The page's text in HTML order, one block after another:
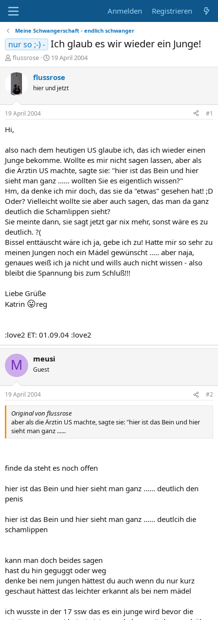
Anmelden Registrieren
Meine Schwangerschaft - endlich schwanger
nur so ;-) - Ich glaub es wir wieder ein Junge!
E
r
s
t
e
e
flussrose
E
r
s
e
t
19 April 2004
flussrose
hier und jetzt
19 April 2004 #1
Hi,
also nach dem heutigen US glaube ich, das ich wieder einen
Junge bekomme. Wollte es mir nicht sagen lassen, aber als
die Ärztin US machte, sagte sie: "hier ist das Bein und hier
sieht man ganz ...... wollten Sie es eigentlich wissen?"
Hm, da denke ich mir doch, das sie da "etwas" gesehen hat! ;D
Oder? Vielleicht wollte sie aber auch sagen, das man da ganz
deutlich die Schamlippen sieht?
Sie meinte dann, sie sagt jetzt gar nix mehr, sonst wäre es zu
deutlich. ?(
Bissel enttäuscht wäre ich ja, gebe ich zu! Hatte mir so sehr zu
meinen Jungen noch ein Mädel gewünscht ..... aber naja,
genaues weiß ich ja nicht und wills auch nicht wissen - also
bleibt die Spannung bis zum Schluß!!!
Liebe Grüße
Katrin 😛reg
:love2 ET: 01.09.04 :love2
M meusi
Guest
19 April 2004 #2
Original von flussrose
aber als die Ärztin US machte, sagte sie: "hier ist das Bein und hier
sieht man ganz ......
finde da steht es noch offen
hier ist das Bein und hier sieht man ganz ...... deutlich den
penis
hier ist das Bein und hier sieht man ganz ...... deutlcih die
schamlippen
kann man doch beides sagen
hast du hin geguggt oder weg
denke bei nem jungen hättest du auch wenn du nur kurz
geschaut hättest das leichter erkannt als bei nem mädel
ich wusste in der 17 ssw das es ein junge wird bevor die